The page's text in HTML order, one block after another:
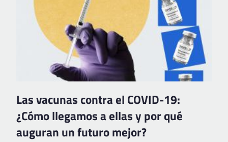
Las vacunas contra el COVID-19:
¿Cómo llegamos a ellas y por qué
auguran un futuro mejor?